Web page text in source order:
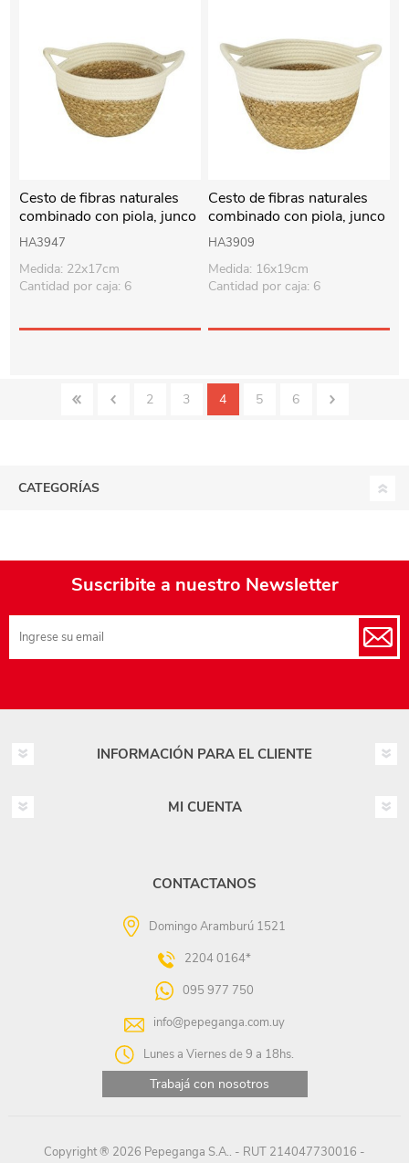
Cesto de fibras naturales
combinado con piola, junco
de agua
HA3947
Medida: 22x17cm
Cantidad por caja: 6
Cesto de fibras naturales
combinado con piola, junco
de agua
HA3909
Medida: 16x19cm
Cantidad por caja: 6
2 3 4 5 6
CATEGORÍAS
Suscribite a nuestro Newsletter
INFORMACIÓN PARA EL CLIENTE
MI CUENTA
CONTACTANOS
Domingo Aramburú 1521
2204 0164*
095 977 750
info@pepeganga.com.uy
Lunes a Viernes de 9 a 18hs.
Trabajá con nosotros
Copyright ® 2026 Pepeganga S.A.. - RUT 214047730016 -